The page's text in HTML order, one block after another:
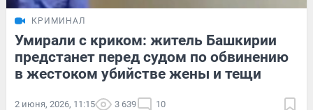
КРИМИНАЛ
Умирали с криком: житель Башкирии
предстанет перед судом по обвинению
в жестоком убийстве жены и тещи
2 июня, 2026, 11:15 3 639 10